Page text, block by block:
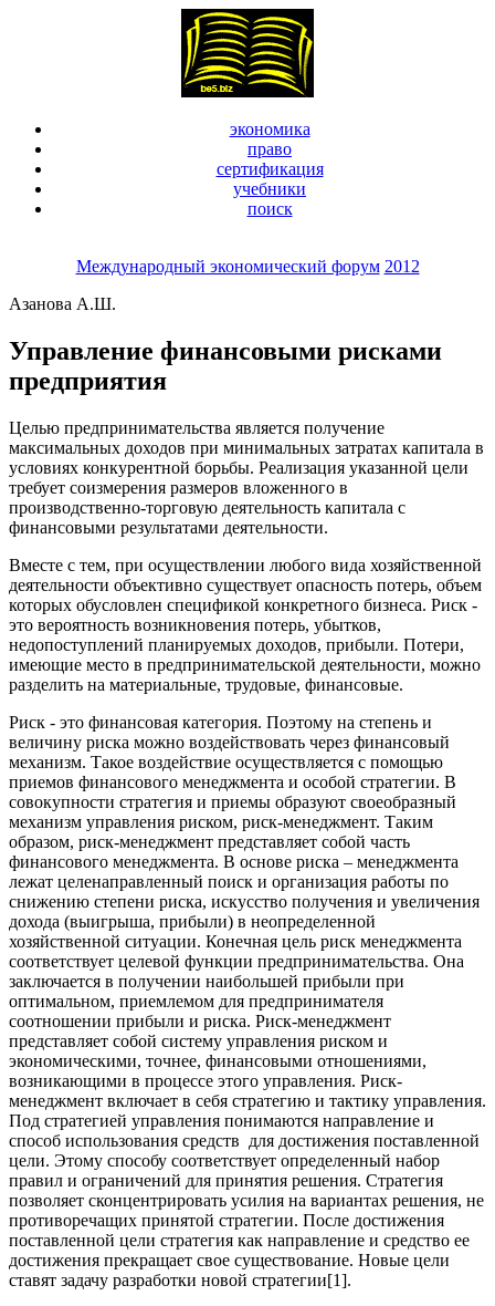
экономика
право
сертификация
учебники
поиск
Международный экономический форум 2012
Азанова А.Ш.
Управление финансовыми рисками
предприятия
Целью предпринимательства является получение
максимальных доходов при минимальных затратах капитала в
условиях конку­рентной борьбы. Реализация указанной цели
требует соизмерения размеров вложенного в
производственно-торговую деятельность капитала с
финансовыми результатами деятельности.
Вместе с тем, при осуществлении любого вида хозяйствен­ной
деятельности объективно существует опасность по­терь, объем
которых обусловлен спецификой конкретного биз­неса. Риск -
это вероятность возникновения потерь, убытков,
недопоступлений планируемых доходов, прибыли. Потери,
имею­щие место в предпринимательской деятельности, можно
разде­лить на материальные, трудовые, финансовые.
Риск - это финансовая категория. Поэтому на степень и
величину риска можно воздействовать через финансовый
механизм. Такое воздействие осуществляется с помощью
приемов финансового менеджмента и особой стратегии. В
совокупности стратегия и приемы образуют своеобразный
механизм управления риском, риск-менеджмент. Таким
образом, риск-менеджмент представляет собой часть
финансового менеджмента. В основе риска – менеджмента
лежат целенаправленный поиск и организация работы по
снижению степени риска, искусство получения и увеличения
дохода (выигрыша, прибыли) в неопределенной
хозяйственной ситуации. Конечная цель риск менеджмента
соответствует целевой функции предпринимательства. Она
заключается в получении наибольшей прибыли при
оптимальном, приемлемом для предпринимателя
соотношении прибыли и риска. Риск-менеджмент
представляет собой систему управления риском и
экономическими, точнее, финансовыми отношениями,
возникающими в процессе этого управления. Риск-
менеджмент включает в себя стратегию и тактику управления.
Под стратегией управления понимаются направление и
способ использования средств для достижения поставленной
цели. Этому способу соответствует определенный набор
правил и ограничений для принятия решения. Стратегия
позволяет сконцентрировать усилия на вариантах решения, не
противоречащих принятой стратегии. После достижения
поставленной цели стратегия как направление и средство ее
достижения прекращает свое существование. Новые цели
ставят задачу разработки новой стратегии[1].